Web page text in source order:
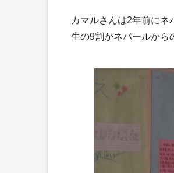
カマルさんは2年前に
生の9割がネパールから